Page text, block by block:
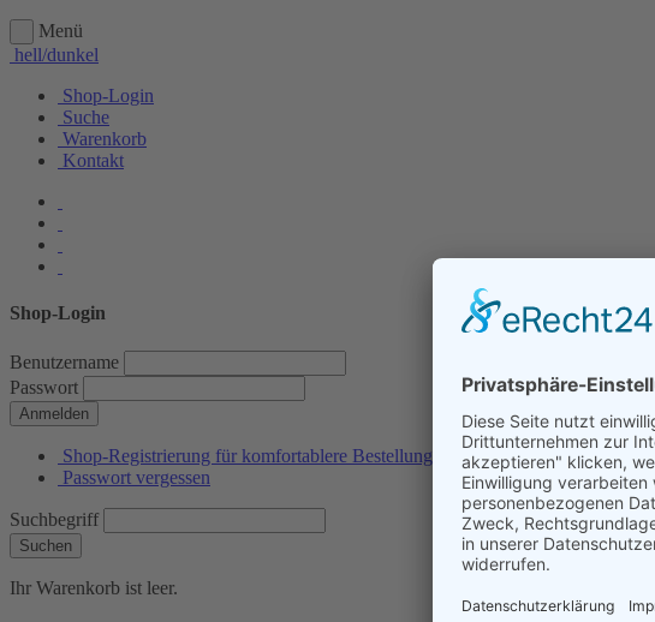
Menü
hell/dunkel
Shop-Login
Suche
Warenkorb
Kontakt
Shop-Login
Benutzername
Passwort
Anmelden
Shop-Registrierung für komfortablere Bestellungen
Passwort vergessen
Suchbegriff
Suchen
Ihr Warenkorb ist leer.